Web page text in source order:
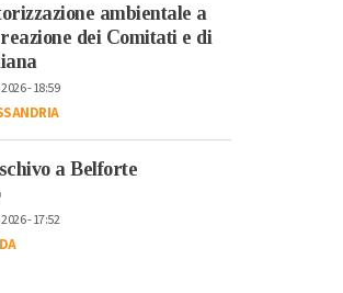
ambientale a
dei Comitati e di
- 18:59
a Belforte
- 17:52